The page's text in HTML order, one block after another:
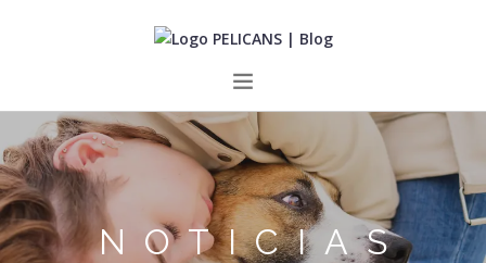
INICIO
PERROS
GATOS
SOBRE NOSOTROSNOTICIAS